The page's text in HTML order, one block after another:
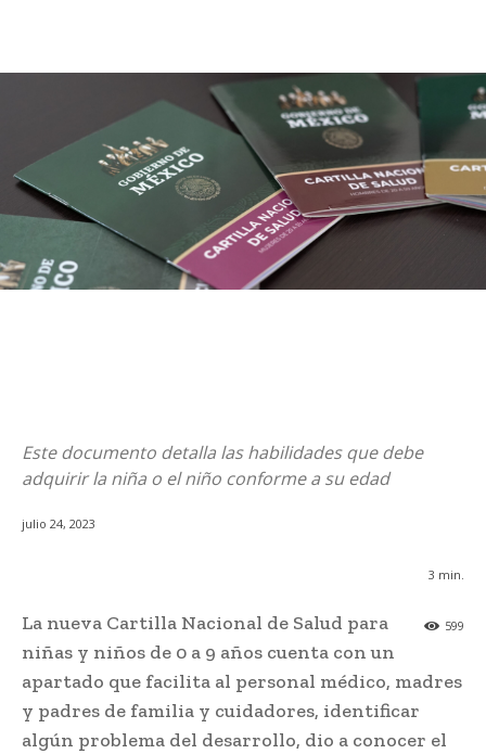
Este documento detalla las habilidades que debe
adquirir la niña o el niño conforme a su edad
julio 24, 2023
3 min.
599
La nueva Cartilla Nacional de Salud para
niñas y niños de 0 a 9 años cuenta con un
apartado que facilita al personal médico, madres
y padres de familia y cuidadores, identificar
algún problema del desarrollo, dio a conocer el